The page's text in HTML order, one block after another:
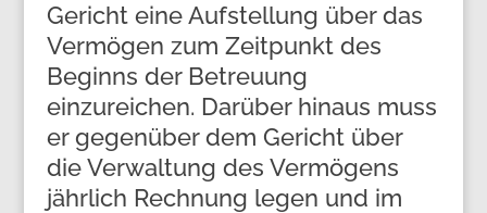
Gericht eine Aufstellung über das
Vermögen zum Zeitpunkt des
Beginns der Betreuung
einzureichen. Darüber hinaus muss
er gegenüber dem Gericht über
die Verwaltung des Vermögens
jährlich Rechnung legen und im